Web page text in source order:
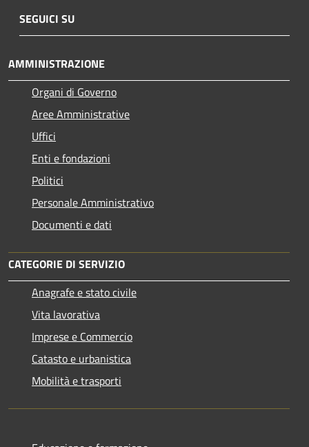
SEGUICI SU
AMMINISTRAZIONE
Organi di Governo
Aree Amministrative
Uffici
Enti e fondazioni
Politici
Personale Amministrativo
Documenti e dati
CATEGORIE DI SERVIZIO
Anagrafe e stato civile
Vita lavorativa
Imprese e Commercio
Catasto e urbanistica
Mobilità e trasporti